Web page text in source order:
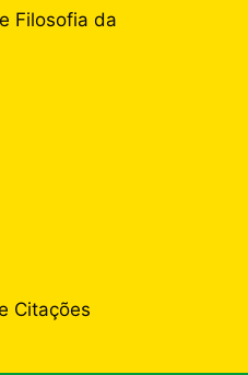
Filosofia da
Citações